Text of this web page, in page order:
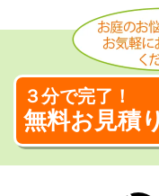
３分で完了！
無料お見積